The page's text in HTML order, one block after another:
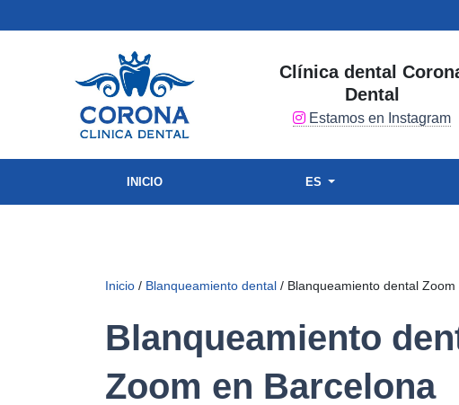
Clínica dental
Dental
Estamos en Instagram
INICIO ES
Inicio / Blanqueamiento dental / Blanqueamiento dental Zoom
Blanqueamiento
Zoom en Barcelona